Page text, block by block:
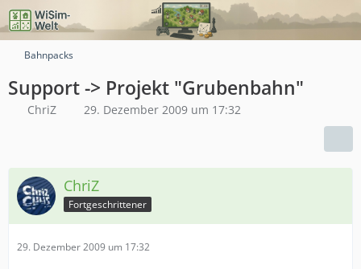
Bahnpacks
Support -> Projekt "Grubenbahn"
ChriZ 29. Dezember 2009 um 17:32
ChriZ
Fortgeschrittener
29. Dezember 2009 um 17:32